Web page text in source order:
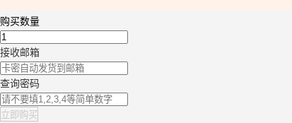
购买数量
接收邮箱
查询密码
立即购买